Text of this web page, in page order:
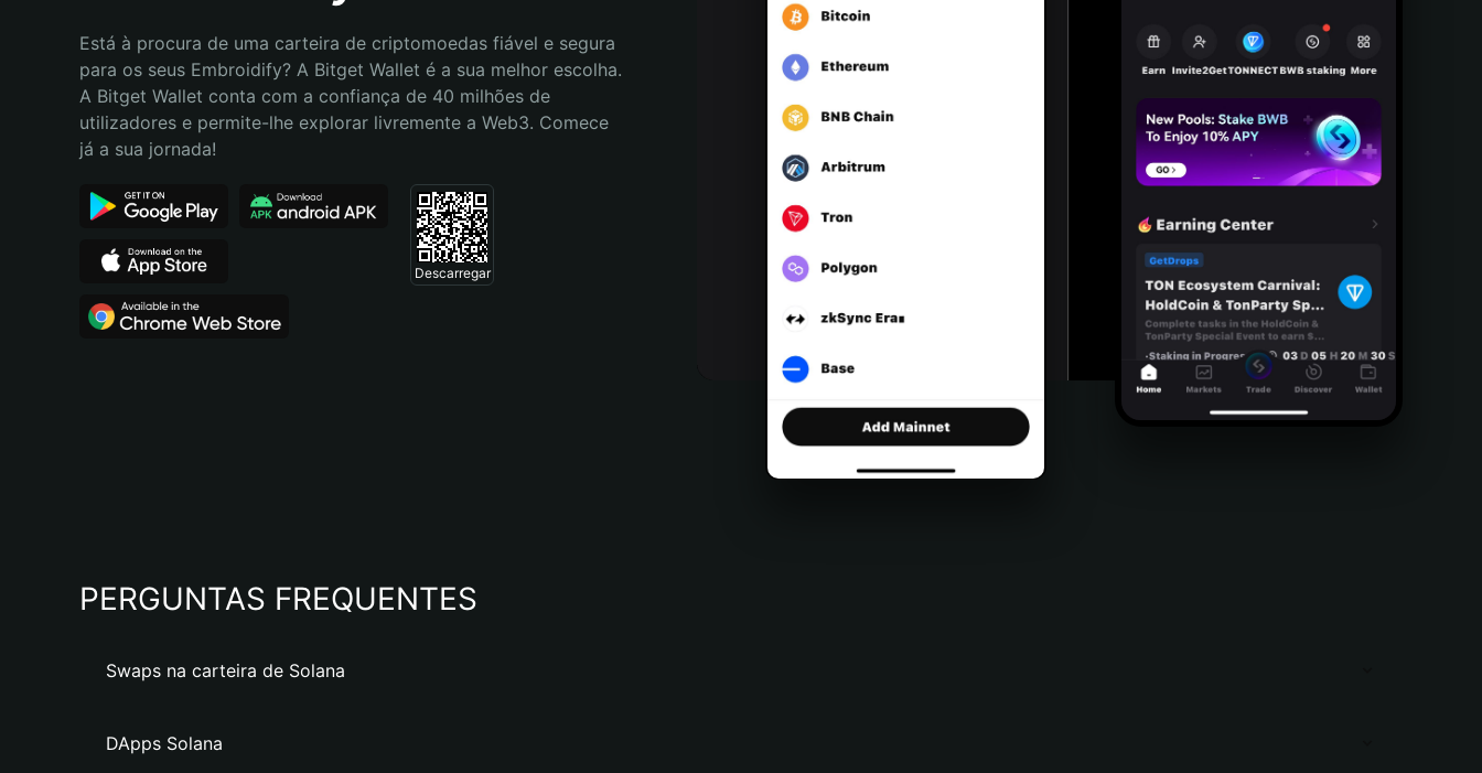
Português (Brasil)
Español (Argentina)
Está à procura de uma carteira de criptomoedas fiável e segura
para os seus Embroidify? A Bitget Wallet é a sua melhor escolha.
A Bitget Wallet conta com a confiança de 40 milhões de
utilizadores e permite-lhe explorar livremente a Web3. Comece
já a sua jornada!
Descarregar
PERGUNTAS FREQUENTES
Swaps na carteira de Solana
DApps Solana